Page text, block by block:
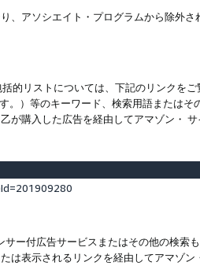
、アソシエイト・プログラムから除外さ
的リストについては、下記のリンクを
）等のキーワード、検索用語または
が購入した広告を経由してアマゾン・
ー付広告サービスまたはその他の検索
は表示されるリンクを経由してアマゾン